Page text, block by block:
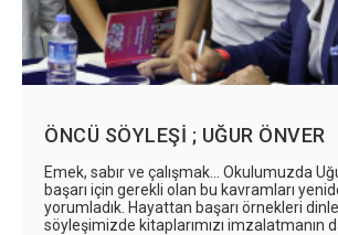
ÖNCÜ SÖYLEŞİ ; UĞUR ÖNVER
Emek, sabır ve çalışmak... Okulumuzda
başarı için gerekli olan bu kavramları
yorumladık. Hayattan başarı örnekleri
söyleşimizde kitaplarımızı imzalatmanın